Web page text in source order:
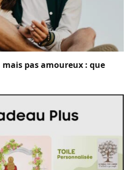
mais pas amoureux : que